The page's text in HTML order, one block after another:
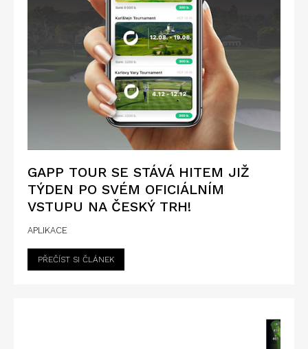
GAPP TOUR SE STÁVÁ HITEM JIŽ
TÝDEN PO SVÉM OFICIÁLNÍM
VSTUPU NA ČESKÝ TRH!
APLIKACE
PŘEČÍST SI ČLÁNEK